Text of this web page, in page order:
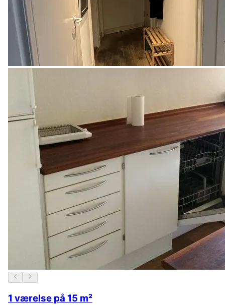
1 værelse på 15 m²